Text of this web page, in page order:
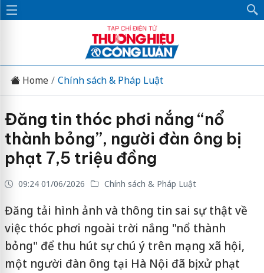
Home Chính sách & Pháp Luật
Đăng tin thóc phơi nắng “nổ
thành bỏng”, người đàn ông bị
phạt 7,5 triệu đồng
09:24 01/06/2026 Chính sách & Pháp Luật
Đăng tải hình ảnh và thông tin sai sự thật về
việc thóc phơi ngoài trời nắng "nổ thành
bỏng" để thu hút sự chú ý trên mạng xã hội,
một người đàn ông tại Hà Nội đã bị xử phạt